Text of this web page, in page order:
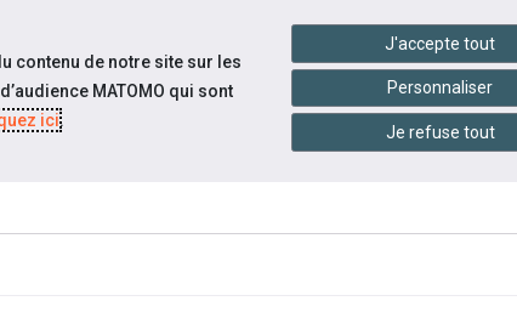
Accessibilité handshake Services en ligne
ÉVÉNEMENTS
contenu de notre site sur les
MATOMO qui sont
ici.
J'accepte tout
Personnaliser
Je refuse tout